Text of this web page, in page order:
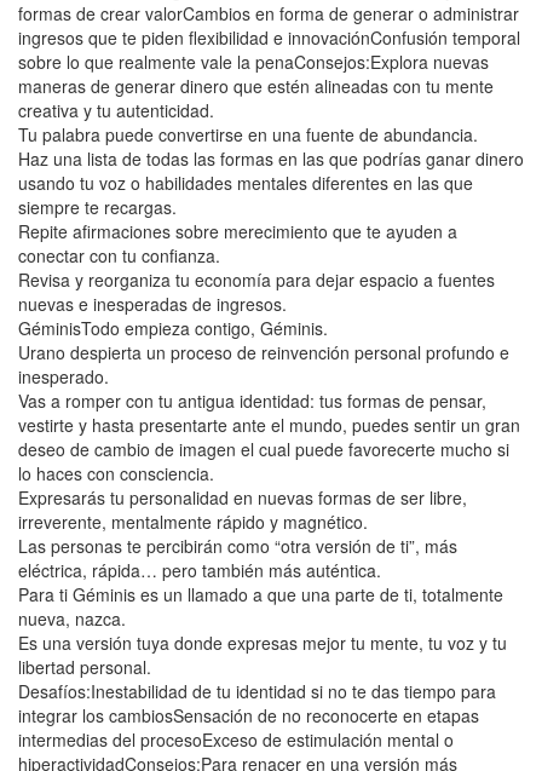
formas de crear valorCambios en forma de generar o administrar
ingresos que te piden flexibilidad e innovaciónConfusión temporal
sobre lo que realmente vale la penaConsejos:Explora nuevas
maneras de generar dinero que estén alineadas con tu mente
creativa y tu autenticidad.
Tu palabra puede convertirse en una fuente de abundancia.
Haz una lista de todas las formas en las que podrías ganar dinero
usando tu voz o habilidades mentales diferentes en las que
siempre te recargas.
Repite afirmaciones sobre merecimiento que te ayuden a
conectar con tu confianza.
Revisa y reorganiza tu economía para dejar espacio a fuentes
nuevas e inesperadas de ingresos.
GéminisTodo empieza contigo, Géminis.
Urano despierta un proceso de reinvención personal profundo e
inesperado.
Vas a romper con tu antigua identidad: tus formas de pensar,
vestirte y hasta presentarte ante el mundo, puedes sentir un gran
deseo de cambio de imagen el cual puede favorecerte mucho si
lo haces con consciencia.
Expresarás tu personalidad en nuevas formas de ser libre,
irreverente, mentalmente rápido y magnético.
Las personas te percibirán como “otra versión de ti”, más
eléctrica, rápida… pero también más auténtica.
Para ti Géminis es un llamado a que una parte de ti, totalmente
nueva, nazca.
Es una versión tuya donde expresas mejor tu mente, tu voz y tu
libertad personal.
Desafíos:Inestabilidad de tu identidad si no te das tiempo para
integrar los cambiosSensación de no reconocerte en etapas
intermedias del procesoExceso de estimulación mental o
hiperactividadConsejos:Para renacer en una versión más